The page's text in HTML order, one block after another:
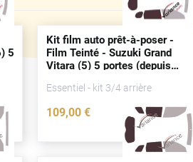
5
Kit film auto prêt-à-poser -
Film Teinté - Suzuki Grand
Vitara (5) 5 portes(depuis
Essentiel - kit 3/4 arrière
109,00 €
5275-SUZ